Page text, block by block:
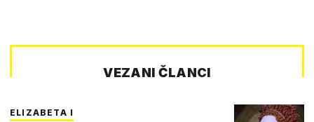
VEZANI ČLANCI
ELIZABETA I